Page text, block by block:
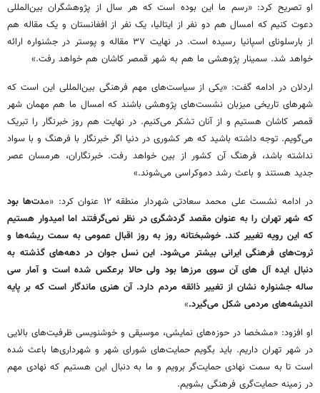
او تصریح کرد: «رسم ما این بوده است که هر سال از پژوهشگران بین‌المللی
دعوت کنیم که امسال هم دو نفر از ایتالیا، یک نفر از افغانستان و یک مقاله هم
از بارسلونای اسپانیا رسیده است. در نهایت ۳۷ مقاله و پوستر در جشنواره ارائه
خواهد شد. سمینار پژوهشی ما هم به شهر قمصر کاشان هم خواهد رفت.»
اردلان در ادامه گفت: «یکی از سیاست‌های مهم فرهنگی بین‌المللی این است که
شهرهای تاریخی میزبان نشست‌های پژوهشی باشند که امسال ما هم مهمان شهر
قمصر کاشان هستیم و از آنان تشکر می‌کنیم. در نهایت هم روز خبرنگار را تبریک
می‌گویم. توجه داشته باشید که هر کشوری در دنیا اگر خبرنگار با فرهنگ و با سواد
نداشته باشد، فرهنگ آن کشور از بین خواهد رفت. خبرنگاران، هرمسان عصر
جدید هستند و باعث رشد دموکراسی می‌شوند.»
در ادامه نشست علی محمد سعادتی شهردار منطقه ۱۲ عنوان کرد: «م
دت‌ها بود
که شهر تهران را به عنوان مقصد گردشگری در نظر نمی‌گرفتند اما امیدوار هستیم
که این رویه تغییر کند. خوشبختانه روز به روز اقبال عمومی به سمت ریشه‌ها و
ثروت‌های فرهنگی ایرانی بیشتر می‌شود. این نسل جوان در دهه‌های گذشته به
دنبال ایده آل های آن سوی مرزها بود ولی حالا برعکس شده است و آمار سی
ساله جشنواره نشان از تغییر ذائقه مردم دارد. آن هنری ماندگار است که بر پایه
اندیشه‌های مردمی شکل می‌گیرد.»
او افزود: «مشخصا در حوزه‌های نمایشی، موسیقی و خوشنویسی ظرفیت‌های بالایی
در شهر تهران داریم. باید بگویم حمایت‌های شورای شهر و شهرداری‌ها باعث شده
است تا به سمت نهادی حمایت‌گر برویم و ما به دنبال این هستیم که نهادی مهم
در زمینه حمایت‌گری فرهنگی بشویم.